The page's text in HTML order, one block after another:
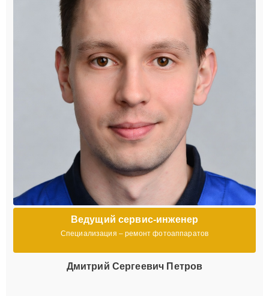
Ведущий сервис-инженер
Специализация – ремонт фотоаппаратов
Дмитрий Сергеевич Петров